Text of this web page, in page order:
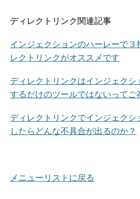
ディレクトリンク関連記事
インジェクションのハーレーで３
レクトリンクがオススメです
ディレクトリンクはインジェクシ
するだけのツールではないってご
ディレクトリンクでインジェクシ
したらどんな不具合が出るのか？
メニューリストに戻る